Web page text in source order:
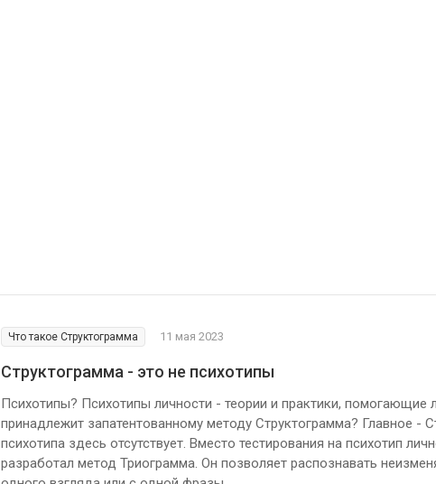
Что такое Структограмма 11 мая 2023
Структограмма - это не психотипы
Психотипы? Психотипы личности - теории и практики,
принадлежит запатентованному методу Структограмма? Главное -
психотипа здесь отсутствует. Вместо тестирования на психотип
разработал метод Триограмма. Он позволяет распознавать